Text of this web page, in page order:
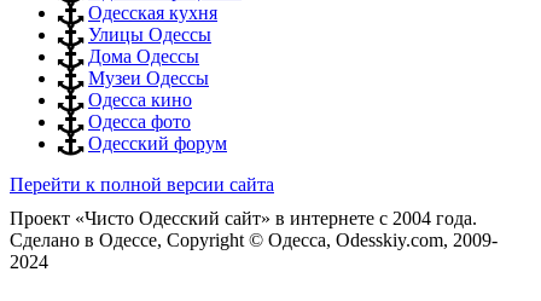
Одесская кухня
Улицы Одессы
Дома Одессы
Музеи Одессы
Одесса кино
Одесса фото
Одесский форум
Перейти к полной версии сайта
Проект «Чисто Одесский сайт» в интернете с 2004 года.
Сделано в Одессе, Copyright © Одесса, Odesskiy.com, 2009-
2024